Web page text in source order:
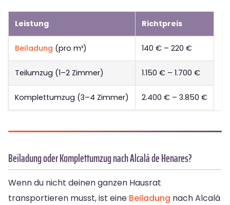
Leistung Richtpreis
Beiladung (pro m³) 140 € – 220 €
Teilumzug (1–2 Zimmer) 1.150 € – 1.700 €
Komplettumzug (3–4 Zimmer) 2.400 € – 3.850 €
Beiladung oder Komplettumzug nach Alcalá de Henares?
Wenn du nicht deinen ganzen Hausrat
transportieren musst, ist eine Beiladung nach Alcalá